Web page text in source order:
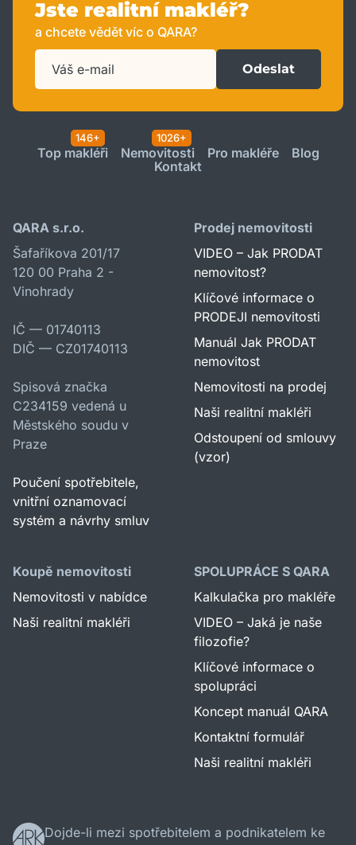
Jste realitní makléř?
a chcete vědět víc o QARA?
Odeslat
Top makléři
146+
Nemovitosti
1026+
Pro makléře
Blog
Kontakt
QARA s.r.o.
Šafaříkova 201/17
120 00 Praha 2 -
Vinohrady
IČ — 01740113
DIČ — CZ01740113
Spisová značka
C234159 vedená u
Městského soudu v
Praze
Poučení spotřebitele,
vnitřní oznamovací
systém a návrhy smluv
Prodej nemovitosti
VIDEO – Jak PRODAT
nemovitost?
Klíčové informace o
PRODEJI nemovitosti
Manuál Jak PRODAT
nemovitost
Nemovitosti na prodej
Naši realitní makléři
Odstoupení od smlouvy
(vzor)
Koupě nemovitosti
Nemovitosti v nabídce
Naši realitní makléři
SPOLUPRÁCE S QARA
Kalkulačka pro makléře
VIDEO – Jaká je naše
filozofie?
Klíčové informace o
spolupráci
Koncept manuál QARA
Kontaktní formulář
Naši realitní makléři
Dojde-li mezi spotřebitelem a podnikatelem ke